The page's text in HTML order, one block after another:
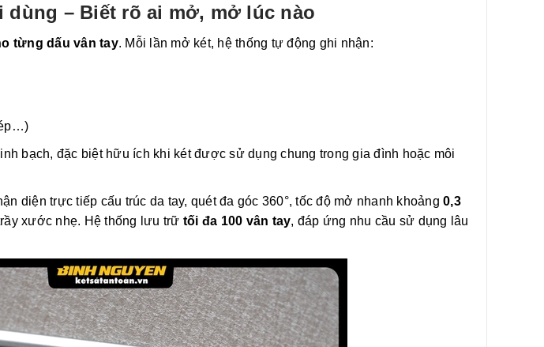
dùng – Biết rõ ai mở, mở lúc nào
từng dấu vân tay. Mỗi lần mở két, hệ thống tự động ghi nhận:
bạch, đặc biệt hữu ích khi két được sử dụng chung trong gia đình hoặc môi
diện trực tiếp cấu trúc da tay, quét đa góc 360°, tốc độ mở nhanh khoảng 0,3
xước nhẹ. Hệ thống lưu trữ tối đa 100 vân tay, đáp ứng nhu cầu sử dụng lâu